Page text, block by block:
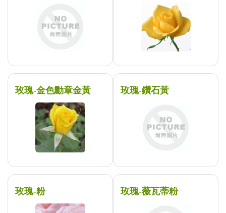
玫瑰-金色勳章金黃 玫瑰-鑽石黃
玫瑰-粉 玫瑰-薇瓦蒂粉